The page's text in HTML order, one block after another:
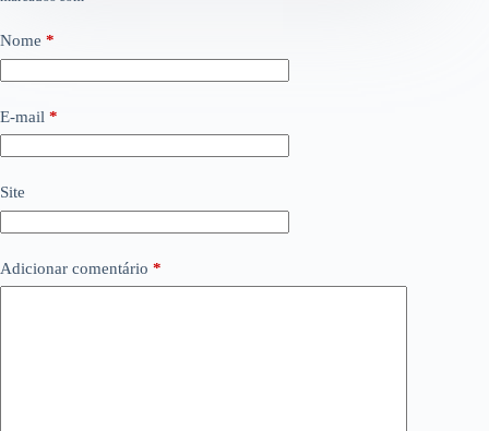
Nome *
E-mail *
Site
Adicionar comentário *